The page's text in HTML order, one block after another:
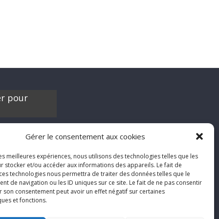
Gérer le consentement aux cookies
meilleures expériences, nous utilisons des technologies telles que les
stocker et/ou accéder aux informations des appareils. Le fait de
technologies nous permettra de traiter des données telles que le
de navigation ou les ID uniques sur ce site. Le fait de ne pas consentir
son consentement peut avoir un effet négatif sur certaines
et fonctions.
pour
pas à nous
films, séries ou
: